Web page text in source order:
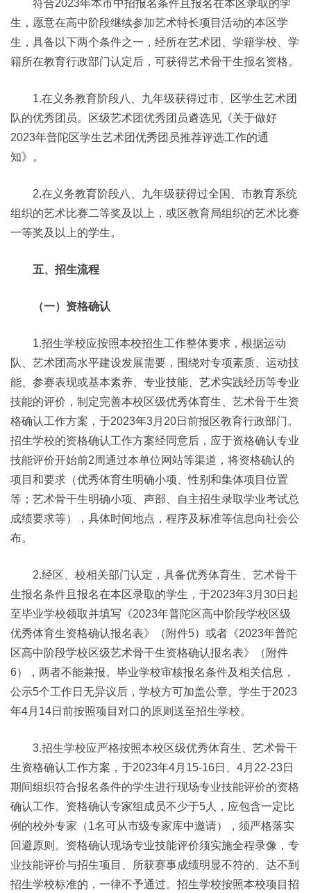
符合2023年本市中招报名条件且报名在本区录取的学
生，愿意在高中阶段继续参加艺术特长项目活动的本区学
生，具备以下两个条件之一，经所在艺术团、学籍学校、学
籍所在教育行政部门认定后，可获得艺术骨干生报名资格。
1.在义务教育阶段八、九年级获得过市、区学生艺术团
队的优秀团员。区级艺术团优秀团员遴选见《关于做好
2023年普陀区学生艺术团优秀团员推荐评选工作的通
知》。
2.在义务教育阶段八、九年级获得过全国、市教育系统
组织的艺术比赛二等奖及以上，或区教育局组织的艺术比赛
一等奖及以上的学生。
五、招生流程
（一）资格确认
1.招生学校应按照本校招生工作整体要求，根据运动
队、艺术团高水平建设发展需要，围绕对专项素质、运动技
能、参赛表现或基本素养、专业技能、艺术实践经历等专业
技能的评价，制定完善本校区级优秀体育生、艺术骨干生资
格确认工作方案，于2023年3月20日前报区教育行政部门。
招生学校的资格确认工作方案经同意后，应于资格确认专业
技能评价开始前2周通过本单位网站等渠道，将资格确认的
项目和要求（优秀体育生明确小项、性别和集体项目位置
等；艺术骨干生明确小项、声部、自主招生录取学业考试总
成绩要求等），具体时间地点，程序及标准等信息向社会公
布。
2.经区、校相关部门认定，具备优秀体育生、艺术骨干
生报名条件且报名在本区录取的学生，于2023年3月30日起
至毕业学校领取并填写《2023年普陀区高中阶段学校区级
优秀体育生资格确认报名表》（附件5）或者《2023年普陀
区高中阶段学校区级艺术骨干生资格确认报名表》（附件
6），两者不能兼报。毕业学校审核报名条件及相关信息，
公示5个工作日无异议后，学校方可加盖公章。学生于2023
年4月14日前按照项目对口的原则送至招生学校。
3.招生学校应严格按照本校区级优秀体育生、艺术骨干
生资格确认工作方案，于2023年4月15-16日、4月22-23日
期间组织符合报名条件的学生进行现场专业技能评价的资格
确认工作。资格确认专家组成员不少于5人，应包含一定比
例的校外专家（1名可从市级专家库中邀请），须严格落实
回避原则。资格确认现场专业技能评价须实施全程录像，专
业技能评价与招生项目、所获赛事成绩明显不符的、达不到
招生学校标准的，一律不予通过。招生学校按照本校项目招